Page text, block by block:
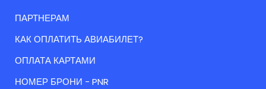
ПАРТНЕРАМ
КАК ОПЛАТИТЬ АВИАБИЛЕТ?
ОПЛАТА КАРТАМИ
НОМЕР БРОНИ - PNR